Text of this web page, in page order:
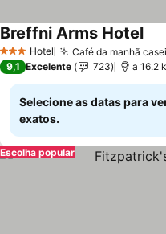
3 EstrelasHotel Café da manhã
Breffni Arms Hotel
9,1 Excelente 723 a 16.2
Selecione as datas para
exatos.
Escolha popular